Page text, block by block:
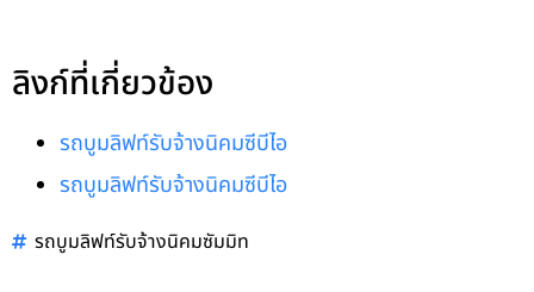
ลิงก์ที่เกี่ยวข้อง
รถบูมลิฟท์รับจ้างนิคมซีบีไอ
รถบูมลิฟท์รับจ้างนิคมซีบีไอ
รถบูมลิฟท์รับจ้างนิคมซัมมิท